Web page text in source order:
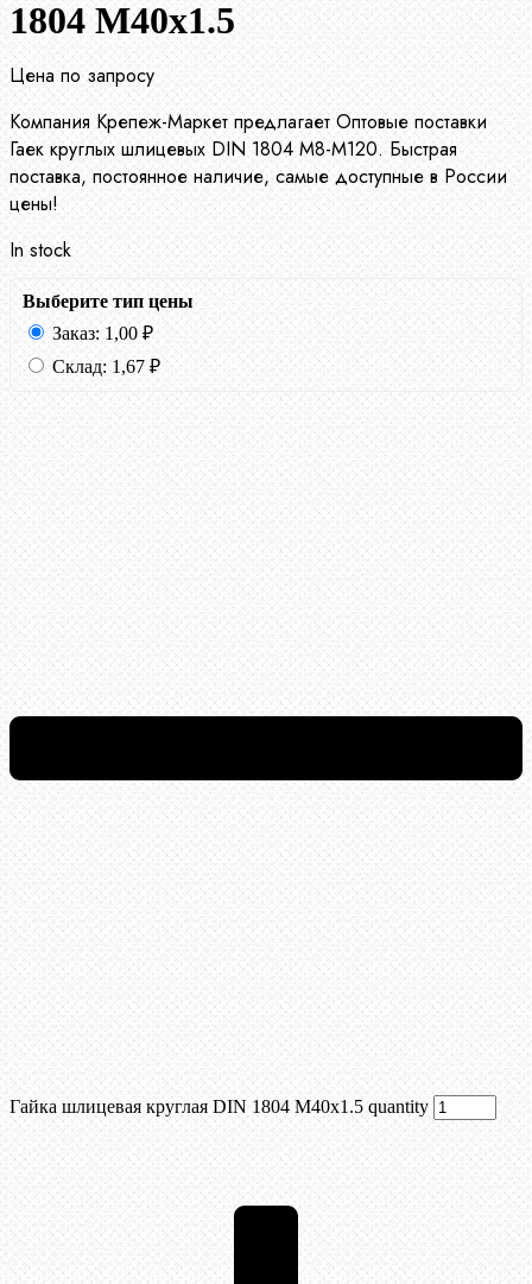
1804 М40х1.5
Цена по запросу
Компания Крепеж-Маркет предлагает Оптовые поставки
Гаек круглых шлицевых DIN 1804 М8-М120. Быстрая
поставка, постоянное наличие, самые доступные в России
цены!
In stock
Выберите тип цены
Заказ: 1,00 ₽
Склад: 1,67 ₽
Гайка шлицевая круглая DIN 1804 М40х1.5 quantity